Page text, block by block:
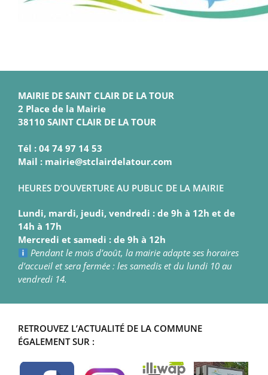
MAIRIE DE SAINT CLAIR DE LA TOUR
2 Place de la Mairie
38110 SAINT CLAIR DE LA TOUR
Tél : 04 74 97 14 53
Mail : mairie@stclairdelatour.com
HEURES D’OUVERTURE AU PUBLIC DE LA MAIRIE
Lundi, mardi, jeudi, vendredi : de 9h à 12h et de
14h à 17h
Mercredi et samedi : de 9h à 12h
Pendant le mois d’août, la mairie adapte ses horaires
d’accueil et sera fermée : les samedis et du lundi 10 au
vendredi 14.
RETROUVEZ L’ACTUALITÉ DE LA COMMUNE
ÉGALEMENT SUR :